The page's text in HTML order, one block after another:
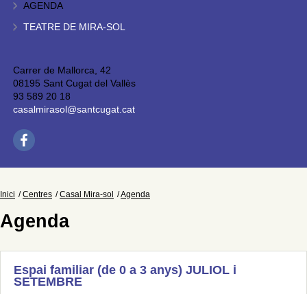
AGENDA
TEATRE DE MIRA-SOL
Carrer de Mallorca, 42
08195 Sant Cugat del Vallès
93 589 20 18
casalmirasol@santcugat.cat
Inici Centres Casal Mira-sol Agenda
Agenda
Espai familiar (de 0 a 3 anys) JULIOL i
SETEMBRE